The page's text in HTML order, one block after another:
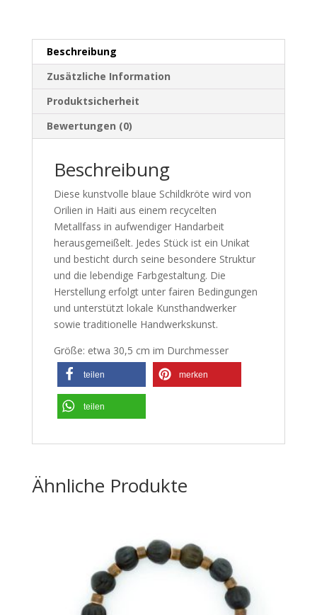
Beschreibung
Zusätzliche Information
Produktsicherheit
Bewertungen (0)
Beschreibung
Diese kunstvolle blaue Schildkröte wird von
Orilien in Haiti aus einem recycelten
Metallfass in aufwendiger Handarbeit
herausgemeißelt. Jedes Stück ist ein Unikat
und besticht durch seine besondere Struktur
und die lebendige Farbgestaltung. Die
Herstellung erfolgt unter fairen Bedingungen
und unterstützt lokale Kunsthandwerker
sowie traditionelle Handwerkskunst.
Größe: etwa 30,5 cm im Durchmesser
teilen merken
teilen
Ähnliche Produkte